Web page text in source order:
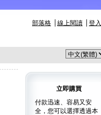
部落格 線上閱讀 登入
立即購買
付款迅速、容易又安
全，您可以選擇透過本